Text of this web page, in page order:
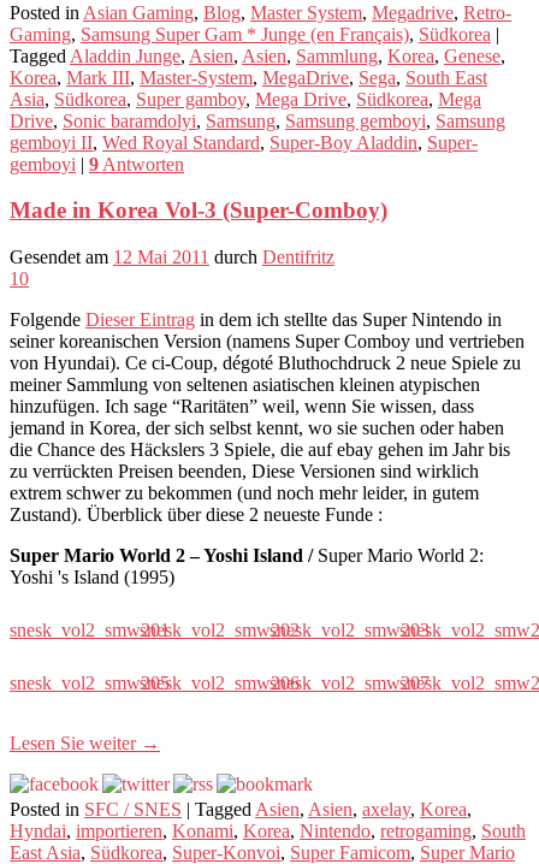
Posted in Asian Gaming, Blog, Master System, Megadrive, Retro-
Gaming, Samsung Super Gam * Junge (en Français), Südkorea |
Tagged Aladdin Junge, Asien, Asien, Sammlung, Korea, Genese,
Korea, Mark III, Master-System, MegaDrive, Sega, South East
Asia, Südkorea, Super gamboy, Mega Drive, Südkorea, Mega
Drive, Sonic baramdolyi, Samsung, Samsung gemboyi, Samsung
gemboyi II, Wed Royal Standard, Super-Boy Aladdin, Super-
gemboyi | 9 Antworten
Made in Korea Vol-3 (Super-Comboy)
Gesendet am 12 Mai 2011 durch Dentifritz
10
Folgende Dieser Eintrag in dem ich stellte das Super Nintendo in
seiner koreanischen Version (namens Super Comboy und vertrieben
von Hyundai). Ce ci-Coup, dégoté Bluthochdruck 2 neue Spiele zu
meiner Sammlung von seltenen asiatischen kleinen atypischen
hinzufügen. Ich sage “Raritäten” weil, wenn Sie wissen, dass
jemand in Korea, der sich selbst kennt, wo sie suchen oder haben
die Chance des Häckslers 3 Spiele, die auf ebay gehen im Jahr bis
zu verrückten Preisen beenden, Diese Versionen sind wirklich
extrem schwer zu bekommen (und noch mehr leider, in gutem
Zustand). Überblick über diese 2 neueste Funde :
Super Mario World 2 – Yoshi Island / Super Mario World 2:
Yoshi 's Island (1995)
snesk_vol2_smw201snesk_vol2_smw202snesk_vol2_smw203
snesk_vol2_smw205snesk_vol2_smw206snesk_vol2_smw207
Lesen Sie weiter →
Posted in SFC / SNES | Tagged Asien, Asien, axelay, Korea,
Hyndai, importieren, Konami, Korea, Nintendo, retrogaming, South
East Asia, Südkorea, Super-Konvoi, Super Famicom, Super Mario